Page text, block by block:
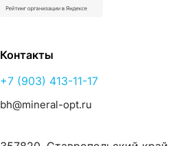
Контакты
+7 (903) 413-11-17
bh@mineral-opt.ru